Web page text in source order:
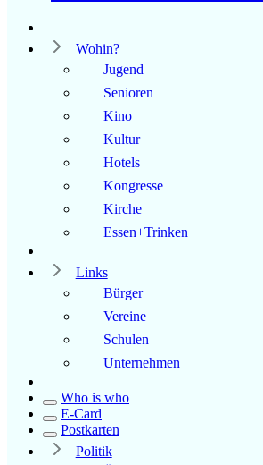
Wohin?
Jugend
Senioren
Kino
Kultur
Hotels
Kongresse
Kirche
Essen+Trinken
Links
Bürger
Vereine
Schulen
Unternehmen
Who is who
E-Card
Postkarten
Politik